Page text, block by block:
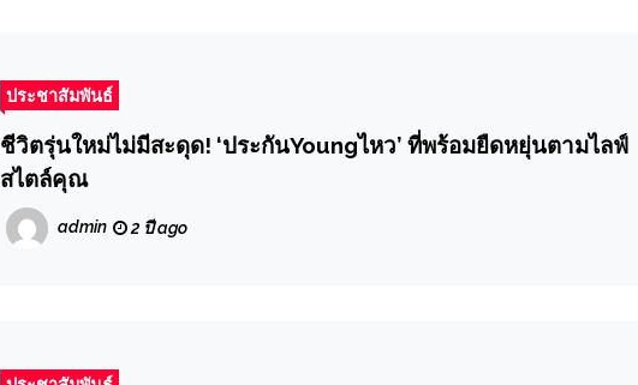
ประชาสัมพันธ์
ชีวิตรุ่นใหม่ไม่มีสะดุด! ‘ประกันYoungไหว’ ที่พร้อมยืดหยุ่นตามไลฟ์
สไตล์คุณ
admin 2 ปี ago